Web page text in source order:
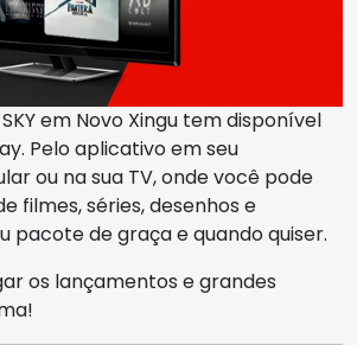
em Novo Xingu tem disponível
Pelo aplicativo em seu
ou na sua TV, onde você pode
filmes, séries, desenhos e
pacote de graça e quando quiser.
os lançamentos e grandes